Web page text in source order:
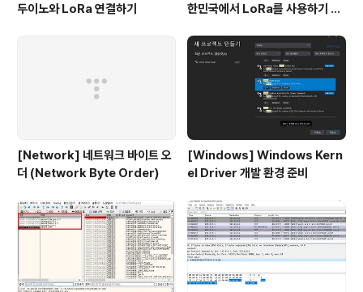
두이노와 LoRa 연결하기
한민국에서 LoRa를 사용하기 위
[Network] 네트워크 바이트 오
더 (Network Byte Order)
[Windows] Windows Kern
el Driver 개발 환경 준비